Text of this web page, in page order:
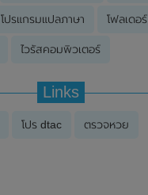
โปรแกรมแปลภาษา โฟลเดอร์
ไวรัสคอมพิวเตอร์
Links
โปร dtac ตรวจหวย